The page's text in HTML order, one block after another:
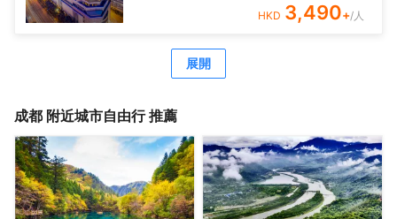
HKD 3,490+/人
展開
成都 附近城市自由行 推薦